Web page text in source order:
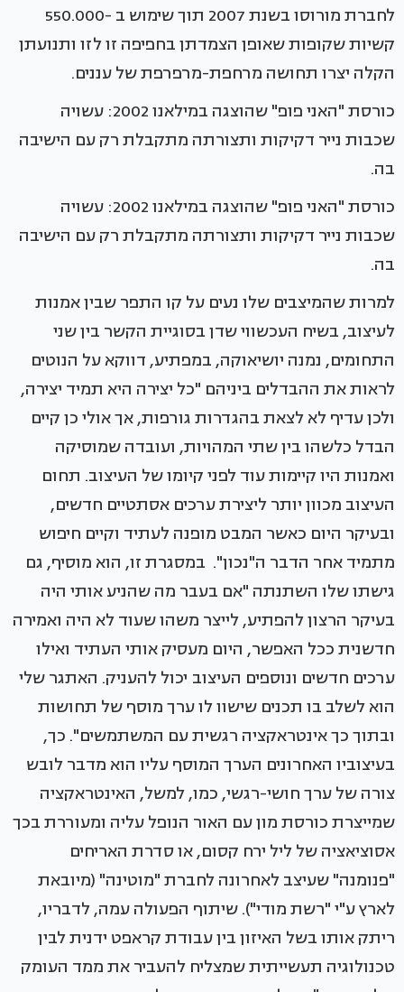
לחברת מורוסו בשנת 2007 תוך שימוש ב -550.000
קשיות שקופות שאופן הצמדתן בחפיפה זו לזו ותנועתן
הקלה יצרו תחושה מרחפת-מרפרפת של עננים.
כורסת "האני פופ" שהוצגה במילאנו 2002: עשויה
שכבות נייר דקיקות ותצורתה מתקבלת רק עם הישיבה
בה.
כורסת "האני פופ" שהוצגה במילאנו 2002: עשויה
שכבות נייר דקיקות ותצורתה מתקבלת רק עם הישיבה
בה.
למרות שהמיצבים שלו נעים על קו התפר שבין אמנות
לעיצוב, בשיח העכשווי שדן בסוגיית הקשר בין שני
התחומים, נמנה יושיאוקה, במפתיע, דווקא על הנוטים
לראות את ההבדלים ביניהם "כל יצירה היא תמיד יצירה,
ולכן עדיף לא לצאת בהגדרות גורפות, אך אולי כן קיים
הבדל כלשהו בין שתי המהויות, ועובדה שמוסיקה
ואמנות היו קיימות עוד לפני קיומו של העיצוב. תחום
העיצוב מכוון יותר ליצירת ערכים אסתטיים חדשים,
ובעיקר היום כאשר המבט מופנה לעתיד וקיים חיפוש
מתמיד אחר הדבר ה"נכון". במסגרת זו, הוא מוסיף, גם
גישתו שלו השתנתה "אם בעבר מה שהניע אותי היה
בעיקר הרצון להפתיע, לייצר משהו שעוד לא היה ואמירה
חדשנית ככל האפשר, היום מעסיק אותי העתיד ואילו
ערכים חדשים ונוספים העיצוב יכול להעניק. האתגר שלי
הוא לשלב בו תכנים שישוו לו ערך מוסף של תחושות
ובתוך כך אינטראקציה רגשית עם המשתמשים". כך,
בעיצוביו האחרונים הערך המוסף עליו הוא מדבר לובש
צורה של ערך חושי-רגשי, כמו, למשל, האינטראקציה
שמייצרת כורסת מון עם האור הנופל עליה ומעוררת בכך
אסוציאציה של ליל ירח קסום, או סדרת האריחים
"פנומנה" שעיצב לאחרונה לחברת "מוטינה" (מיובאת
לארץ ע"י "רשת מודי"). שיתוף הפעולה עמה, לדבריו,
ריתק אותו בשל האיזון בין עבודת קראפט ידנית לבין
טכנולוגיה תעשייתית שמצליח להעביר את ממד העומק